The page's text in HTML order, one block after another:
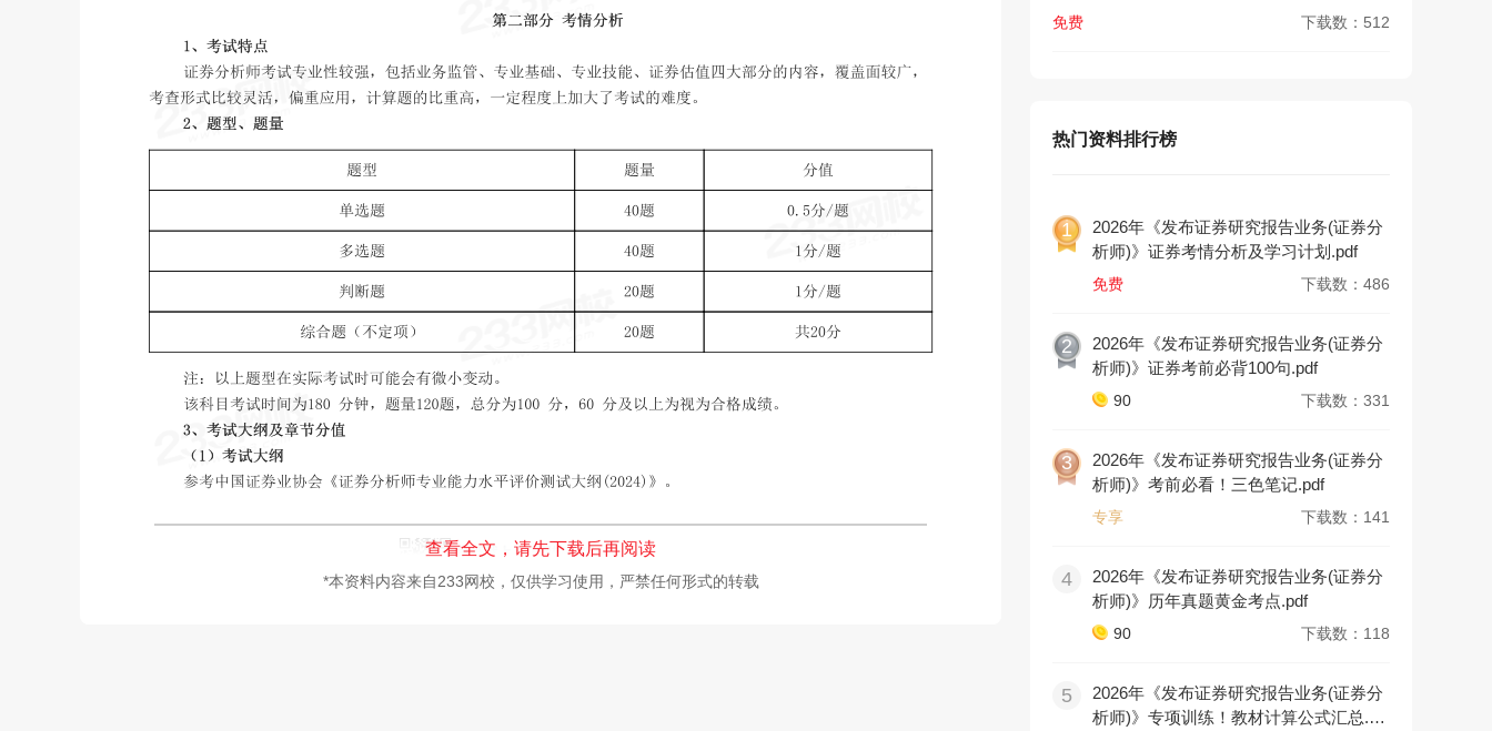
查看全文，请先下载后再阅读
*本资料内容来自233网校，仅供学习使用，严禁任何形式的转载
免费 下载数：512
热门资料排行榜
1
2026年《发布证券研究报告业务(证券分
析师)》证券考情分析及学习计划.pdf
免费 下载数：486
2
2026年《发布证券研究报告业务(证券分
析师)》证券考前必背100句.pdf
90 下载数：331
3
2026年《发布证券研究报告业务(证券分
析师)》考前必看！三色笔记.pdf
专享 下载数：141
4
2026年《发布证券研究报告业务(证券分
析师)》历年真题黄金考点.pdf
90 下载数：118
5
2026年《发布证券研究报告业务(证券分
析师)》专项训练！教材计算公式汇总.pd